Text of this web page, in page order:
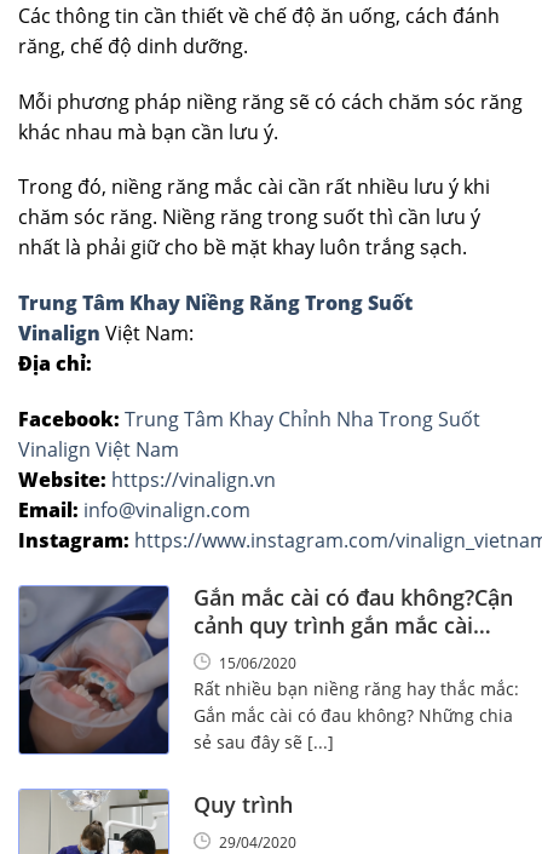
Các thông tin cần thiết về chế độ ăn uống, cách đánh
răng, chế độ dinh dưỡng.
Mỗi phương pháp niềng răng sẽ có cách chăm sóc răng
khác nhau mà bạn cần lưu ý.
Trong đó, niềng răng mắc cài cần rất nhiều lưu ý khi
chăm sóc răng. Niềng răng trong suốt thì cần lưu ý
nhất là phải giữ cho bề mặt khay luôn trắng sạch.
Trung Tâm Khay Niềng Răng Trong Suốt
Vinalign Việt Nam:
Địa chỉ:
Facebook: Trung Tâm Khay Chỉnh Nha Trong Suốt
Vinalign Việt Nam
Website: https://vinalign.vn
Email: info@vinalign.com
Instagram: https://www.instagram.com/
Gắn mắc cài có đau không?Cận
cảnh quy trình gắn mắc cài
chuẩn hóa
15/06/2020
Rất nhiều bạn niềng răng hay thắc mắc:
Gắn mắc cài có đau không? Những chia
sẻ sau đây sẽ [...]
Quy trình
29/04/2020